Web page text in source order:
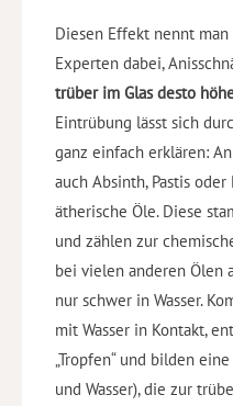
Diesen Effekt nennt man
Experten dabei,
trüber im Glas desto
Eintrübung lässt sich
ganz einfach erklären:
auch Absinth, Pastis
ätherische Öle. Diese
und zählen zur
bei vielen anderen Ölen
nur schwer in Wasser.
mit Wasser in Kontakt,
„Tropfen“ und bilden
und Wasser), die zur